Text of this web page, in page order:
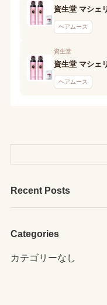
ヘアムース
資生堂
ヘアムース
Recent Posts
Categories
カテゴリーなし